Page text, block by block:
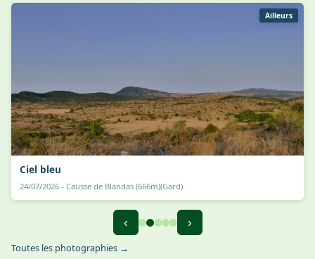
Ailleurs
Ciel bleu
24/07/2026 - Causse de Blandas (666m)(Gard)
‹ ›
Toutes les photographies →